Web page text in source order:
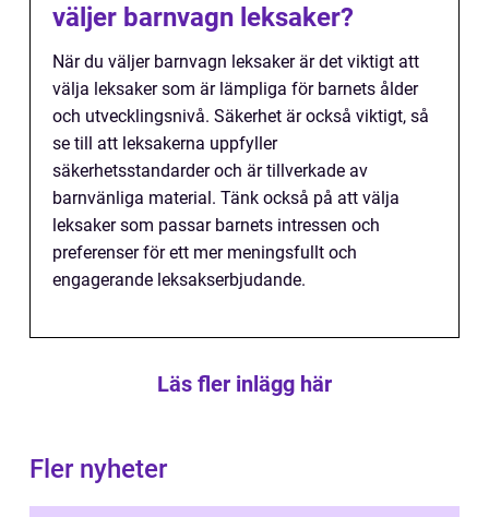
väljer barnvagn leksaker?
När du väljer barnvagn leksaker är det viktigt att
välja leksaker som är lämpliga för barnets ålder
och utvecklingsnivå. Säkerhet är också viktigt, så
se till att leksakerna uppfyller
säkerhetsstandarder och är tillverkade av
barnvänliga material. Tänk också på att välja
leksaker som passar barnets intressen och
preferenser för ett mer meningsfullt och
engagerande leksakserbjudande.
Läs fler inlägg här
Fler nyheter